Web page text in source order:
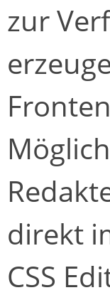
zur
direkt
CSS